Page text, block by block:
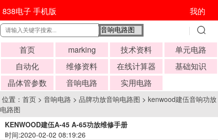
838电子 手机版 我的
首页 marking 技术资料
单元电路
自动化
维修资料 在线计算器
基础知识
晶体管参数
音响电路 实用电路
位置： 首页 > 音响电路 > 品牌功放音响电路图 > kenwood建伍音响功放
电路图
KENWOOD建伍A-45 A-65功放维修手册
时间:2020-02-02 08:19:26